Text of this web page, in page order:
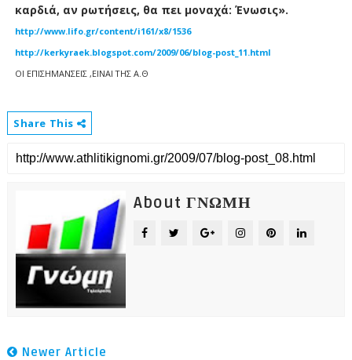
καρδιά, αν ρωτήσεις, θα πει μοναχά: Ένωσις».
http://www.lifo.gr/content/i161/x8/1536
http://kerkyraek.blogspot.com/2009/06/blog-post_11.html
ΟΙ ΕΠΙΣΗΜΑΝΣΕΙΣ ,ΕΙΝΑΙ ΤΗΣ Α.Θ
Share This
About ΓΝΩΜΗ
Newer Article